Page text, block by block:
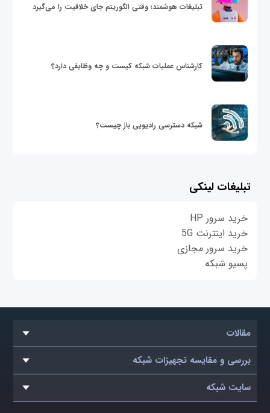
تبلیغات هوشمند؛ وقتی الگوریتم جای خلاقیت را می‌گیرد
کارشناس عملیات شبکه کیست و چه وظایفی دارد؟
شبکه دسترسی رادیویی باز چیست؟
تبلیغات لینکی
خرید سرور HP
خرید اینترنت 5G
خرید سرور مجازی
پسیو شبکه
مقالات
بررسی و مقایسه تجهیزات شبکه
سایت شبکه